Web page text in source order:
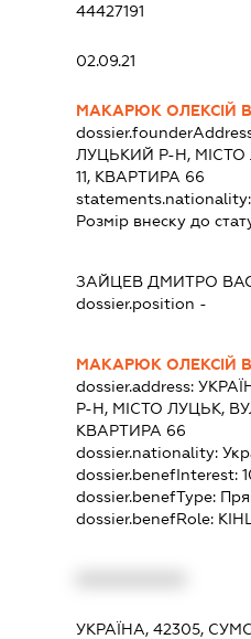
44427191
02.09.21
МАКАРЮК ОЛЕКСІЙ
ЛУЦЬКИЙ Р-Н,
11, КВАРТИРА 66
statements.nationality:
Розмір внеску до
ЗАЙЦЕВ ДМИТРО
dossier.position -
МАКАРЮК ОЛЕКСІЙ
dossier.address:
Р-Н, МІСТО ЛУЦЬК,
КВАРТИРА 66
dossier.nationality:
dossier.benefInterest:
dossier.benefType:
dossier.benefRole:
УКРАЇНА, 42305,